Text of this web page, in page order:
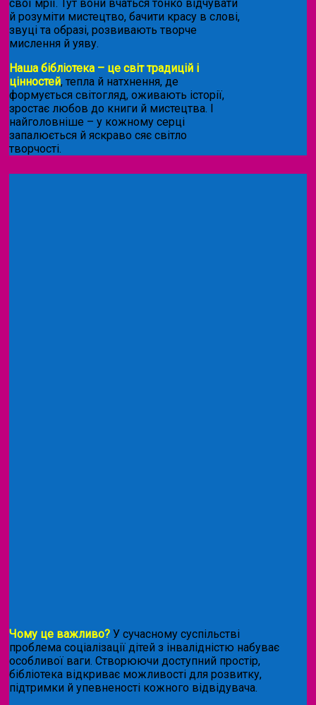
свої мрії. Тут вони вчаться тонко відчувати
й розуміти мистецтво, бачити красу в слові,
звуці та образі, розвивають творче
мислення й уяву.
Наша бібліотека – це світ традицій і
цінностей, тепла й натхнення, де
формується світогляд, оживають історії,
зростає любов до книги й мистецтва. І
найголовніше – у кожному серці
запалюється й яскраво сяє світло
творчості.
Чому це важливо? У сучасному суспільстві
проблема соціалізації дітей з інвалідністю набуває
особливої ваги. Створюючи доступний простір,
бібліотека відкриває можливості для розвитку,
підтримки й упевненості кожного відвідувача.